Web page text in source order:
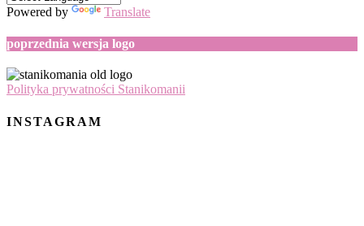
Powered by Translate
poprzednia wersja logo
Polityka prywatności Stanikomanii
INSTAGRAM